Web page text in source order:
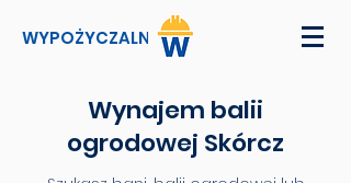
WYPOŻYCZALNI
Wynajem balii
ogrodowej Skórcz